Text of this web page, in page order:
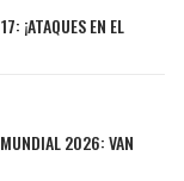
¡ATAQUES EN EL
MUNDIAL 2026: VAN